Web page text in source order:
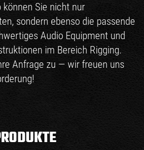
Sie nicht nur
, sondern ebenso die passende
Audio Equipment und
im Bereich Rigging.
Anfrage zu — wir freuen uns